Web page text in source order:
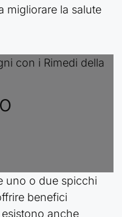
migliorare la salute
uno o due spicchi
benefici
anche